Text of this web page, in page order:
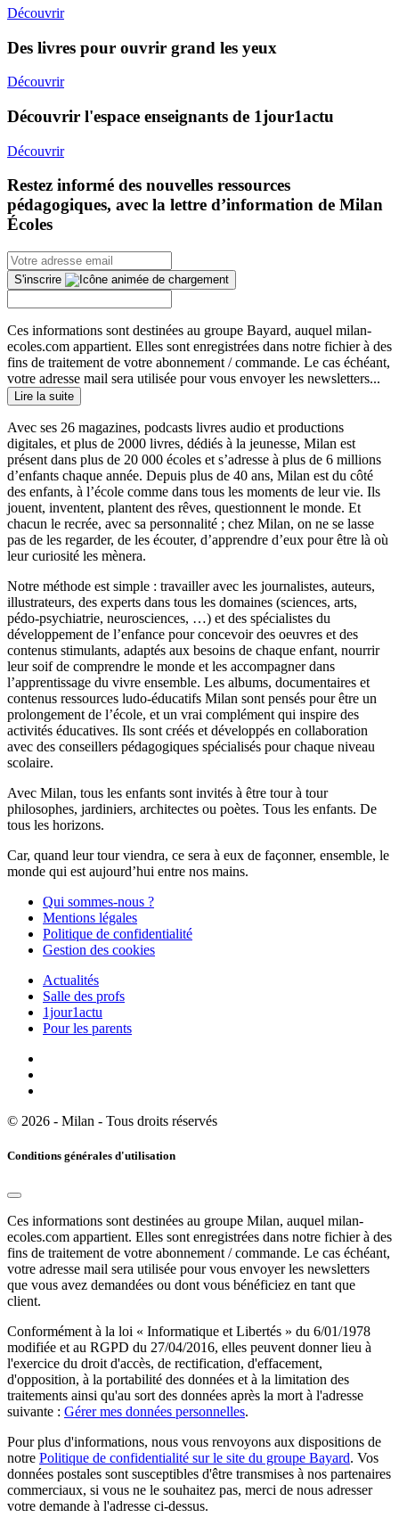
Découvrir
Des livres pour ouvrir grand les yeux
Découvrir
Découvrir l'espace enseignants de 1jour1actu
Découvrir
Restez informé des nouvelles ressources
pédagogiques, avec la lettre d’information de Milan
Écoles
S'inscrire
Ces informations sont destinées au groupe Bayard, auquel milan-
ecoles.com appartient. Elles sont enregistrées dans notre fichier à des
fins de traitement de votre abonnement / commande. Le cas échéant,
votre adresse mail sera utilisée pour vous envoyer les newsletters...
Lire la suite
Avec ses 26 magazines, podcasts livres audio et productions
digitales, et plus de 2000 livres, dédiés à la jeunesse, Milan est
présent dans plus de 20 000 écoles et s’adresse à plus de 6 millions
d’enfants chaque année. Depuis plus de 40 ans, Milan est du côté
des enfants, à l’école comme dans tous les moments de leur vie. Ils
jouent, inventent, plantent des rêves, questionnent le monde. Et
chacun le recrée, avec sa personnalité ; chez Milan, on ne se lasse
pas de les regarder, de les écouter, d’apprendre d’eux pour être là où
leur curiosité les mènera.
Notre méthode est simple : travailler avec les journalistes, auteurs,
illustrateurs, des experts dans tous les domaines (sciences, arts,
pédo-psychiatrie, neurosciences, …) et des spécialistes du
développement de l’enfance pour concevoir des oeuvres et des
contenus stimulants, adaptés aux besoins de chaque enfant, nourrir
leur soif de comprendre le monde et les accompagner dans
l’apprentissage du vivre ensemble. Les albums, documentaires et
contenus ressources ludo-éducatifs Milan sont pensés pour être un
prolongement de l’école, et un vrai complément qui inspire des
activités éducatives. Ils sont créés et développés en collaboration
avec des conseillers pédagogiques spécialisés pour chaque niveau
scolaire.
Avec Milan, tous les enfants sont invités à être tour à tour
philosophes, jardiniers, architectes ou poètes. Tous les enfants. De
tous les horizons.
Car, quand leur tour viendra, ce sera à eux de façonner, ensemble, le
monde qui est aujourd’hui entre nos mains.
Qui sommes-nous ?
Mentions légales
Politique de confidentialité
Gestion des cookies
Actualités
Salle des profs
1jour1actu
Pour les parents
© 2026 - Milan - Tous droits réservés
Conditions générales d'utilisation
Ces informations sont destinées au groupe Milan, auquel milan-
ecoles.com appartient. Elles sont enregistrées dans notre fichier à des
fins de traitement de votre abonnement / commande. Le cas échéant,
votre adresse mail sera utilisée pour vous envoyer les newsletters
que vous avez demandées ou dont vous bénéficiez en tant que
client.
Conformément à la loi « Informatique et Libertés » du 6/01/1978
modifiée et au RGPD du 27/04/2016, elles peuvent donner lieu à
l'exercice du droit d'accès, de rectification, d'effacement,
d'opposition, à la portabilité des données et à la limitation des
traitements ainsi qu'au sort des données après la mort à l'adresse
suivante : Gérer mes données personnelles.
Pour plus d'informations, nous vous renvoyons aux dispositions de
notre Politique de confidentialité sur le site du groupe Bayard. Vos
données postales sont susceptibles d'être transmises à nos partenaires
commerciaux, si vous ne le souhaitez pas, merci de nous adresser
votre demande à l'adresse ci-dessus.